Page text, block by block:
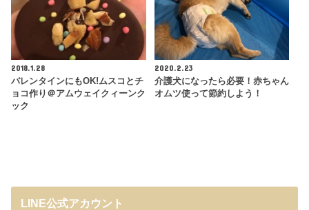
2018.1.28
バレンタインにもOK!ムスコとチ
ョコ作り＠アムウェイクィーンク
ック
2020.2.23
介護犬になったら必要！赤ちゃん
オムツ使って節約しよう！
LINE公式アカウント